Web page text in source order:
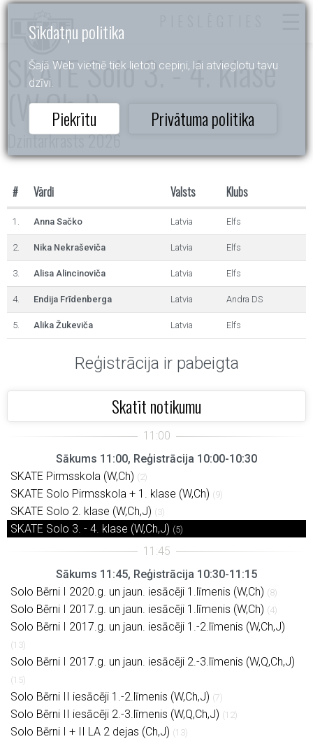
Sīkdatņu politika
Šajā Web vietnē tiek lietoti cepiņi, lai atvieglotu tavu
dzīvi.
Piekrītu Privātuma politika
SKATE Solo 3. - 4. klase
(W,Ch,J)
Dzintarkrasts 2026
# Vārdi Valsts Klubs
1. Anna Sačko Latvia Elfs
2. Nika Nekraševiča Latvia Elfs
3. Alisa Alincinoviča Latvia Elfs
4. Endija Frīdenberga Latvia Andra DS
5. Alika Žukeviča Latvia Elfs
Reģistrācija ir pabeigta
Skatīt notikumu
Sākums 11:00, Reģistrācija 10:00-10:30
SKATE Pirmsskola (W,Ch) (2)
SKATE Solo Pirmsskola + 1. klase (W,Ch) (9)
SKATE Solo 2. klase (W,Ch,J) (3)
SKATE Solo 3. - 4. klase (W,Ch,J) (5)
Sākums 11:45, Reģistrācija 10:30-11:15
Solo Bērni I 2020.g. un jaun. iesācēji 1.līmenis (W,Ch) (8)
Solo Bērni I 2017.g. un jaun. iesācēji 1.līmenis (W,Ch) (4)
Solo Bērni I 2017.g. un jaun. iesācēji 1.-2.līmenis (W,Ch,J)
(13)
Solo Bērni I 2017.g. un jaun. iesācēji 2.-3.līmenis (W,Q,Ch,J)
(15)
Solo Bērni II iesācēji 1.-2.līmenis (W,Ch,J) (7)
Solo Bērni II iesācēji 2.-3.līmenis (W,Q,Ch,J) (12)
Solo Bērni I + II LA 2 dejas (Ch,J) (13)